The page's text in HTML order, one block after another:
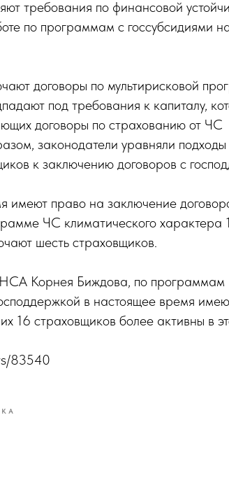
требования по финансовой
по программам с госсубсидиями
договоры по мультирисковой
под требования к капиталу,
договоры по страхованию от ЧС
законодатели уравняли
к заключению договоров с
право на заключение
ЧС климатического характера
шесть страховщиков.
Корнея Биждова, по программам
в настоящее время
16 страховщиков более активны в
83540